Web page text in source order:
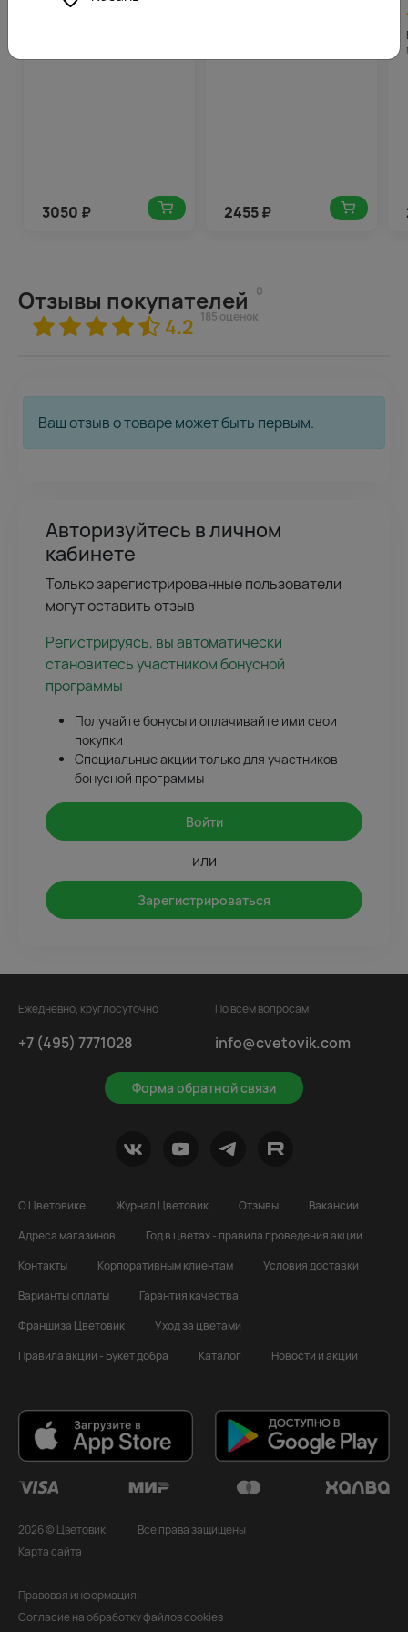
3050 ₽
упаковке
2455₽
Отзывы покупателей 0
4.2 185 оценок
Ваш отзыв о товаре может быть первым.
Авторизуйтесь в личном
кабинете
Только зарегистрированные пользователи
могут оставить отзыв
Регистрируясь, вы автоматически
становитесь участником бонусной
программы
Получайте бонусы и оплачивайте ими свои
покупки
Специальные акции только для участников
бонусной программы
Войти
или
Зарегистрироваться
Ежедневно, круглосуточно
+7 (495) 7771028
Форма обратной связи
По всем вопросам
info@cvetovik.com
О Цветовике Журнал Цветовик Отзывы
Вакансии
Адреса магазинов
Год в цветах - правила проведения акции
Контакты
Корпоративным клиентам
Условия доставки
Варианты оплаты
Гарантия качества
Франшиза Цветовик
Уход за цветами
Правила акции - Букет добра
Каталог Новости и акции
2026 © Цветовик
Все права защищены
Карта сайта
Правовая информация:
Согласие на обработку файлов cookies